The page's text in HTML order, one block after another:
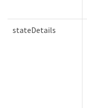
stateDetails